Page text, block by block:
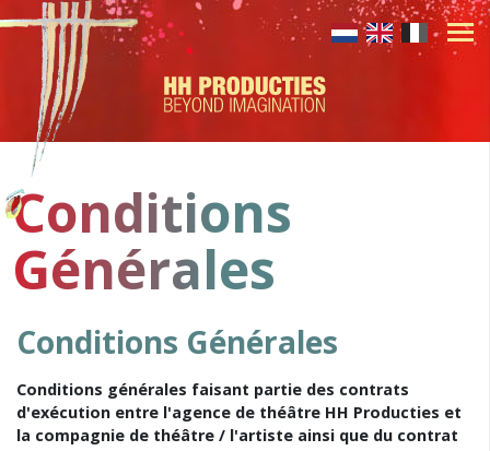
Conditions
Générales
Conditions Générales
Conditions générales faisant partie des contrats
d'exécution entre l'agence de théâtre HH Producties et
la compagnie de théâtre / l'artiste ainsi que du contrat